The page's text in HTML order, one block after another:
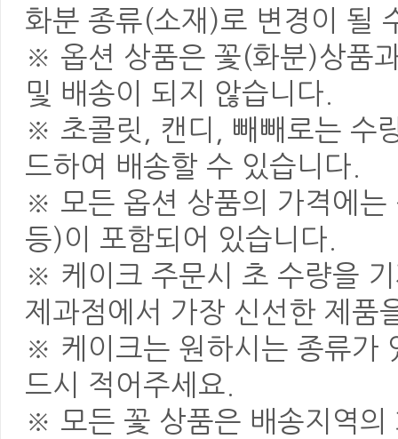
화분 종류(소재)로 변경이 될
※ 옵션 상품은 꽃(화분)상품
및 배송이 되지 않습니다.
※ 초콜릿, 캔디, 빼빼로는 수
드하여 배송할 수 있습니다.
※ 모든 옵션 상품의 가격에는
등)이 포함되어 있습니다.
※ 케이크 주문시 초 수량을
제과점에서 가장 신선한 제품
※ 케이크는 원하시는 종류가
드시 적어주세요.
※ 모든 꽃 상품은 배송지역의